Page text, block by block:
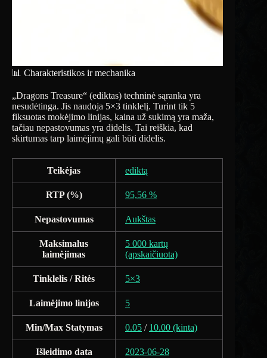
📊 Charakteristikos ir mechanika
„Dragons Treasure“ (ediktas) techninė sąranka yra
nesudėtinga. Jis naudoja 5×3 tinklelį. Turint tik 5
fiksuotas mokėjimo linijas, kaina už sukimą yra maža,
tačiau nepastovumas yra didelis. Tai reiškia, kad
skirtumas tarp laimėjimų gali būti didelis.
Teikėjas ediktą
RTP (%) 95,56 %
Nepastovumas Aukštas
Maksimalus
laimėjimas
5 000 kartų
(apskaičiuota)
Tinklelis / Ritės 5×3
Laimėjimo linijos 5
Min/Max Statymas 0.05 / 10.00 (kinta)
Išleidimo data 2023-06-28